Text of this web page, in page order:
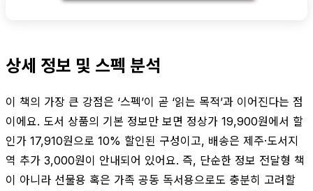
상세 정보 및 스펙 분석
이 책의 가장 큰 강점은 ‘스펙’이 곧 ‘읽는 목적’과 이어진다는 점
이에요. 도서 상품의 기본 정보만 보면 정상가 19,900원에서 할
인가 17,910원으로 10% 할인된 구성이고, 배송은 제주·도서지
역 추가 3,000원이 안내되어 있어요. 즉, 단순한 정보 전달형 책
이 아니라 선물용 혹은 가족 공동 독서용으로도 충분히 고려할